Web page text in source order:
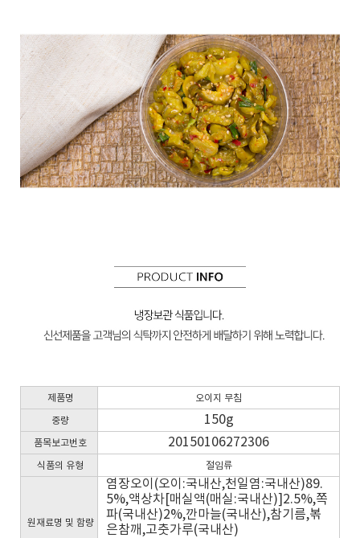
제품명 오이지 무침
중량 150g
품목보고번호 20150106272306
식품의 유형 절임류
원재료명 및 함량
염장오이(오이:국내산,천일염:국내산)89.
5%,액상차[매실액(매실:국내산)]2.5%,쪽
파(국내산)2%,깐마늘(국내산),참기름,볶
은참깨,고춧가루(국내산)